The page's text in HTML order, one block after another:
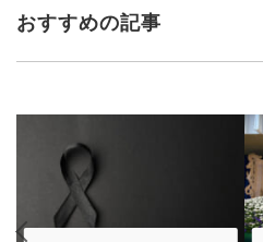
おすすめの記事